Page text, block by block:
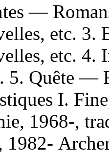
—
etc.
etc.
5. Quête —
I.
1968-,
1982-